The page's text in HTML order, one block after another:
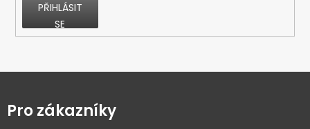
PŘIHLÁSIT
SE
Z
pPro zákazníky